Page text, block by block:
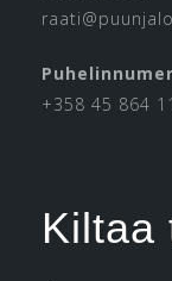
+358 45 864
Kiltaa